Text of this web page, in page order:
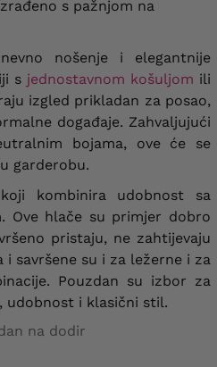
i straga 35/43 cm , opseg
cm
s pažnjom na
nošenje i elegantnije
s jednostavnom košuljom ili
izgled prikladan za posao,
događaje. Zahvaljujući
bojama, ove će se
garderobu.
kombinira udobnost sa
Ove hlače su primjer dobro
pristaju, ne zahtijevaju
i savršene su i za ležerne i za
Pouzdan su izbor za
udobnost i klasični stil.
na dodir